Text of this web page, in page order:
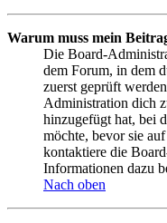
Warum muss mein
Die Board-
dem Forum, in dem
zuerst geprüft
Administration dich
hinzugefügt hat, bei
möchte, bevor sie
kontaktiere die
Informationen dazu
Nach oben